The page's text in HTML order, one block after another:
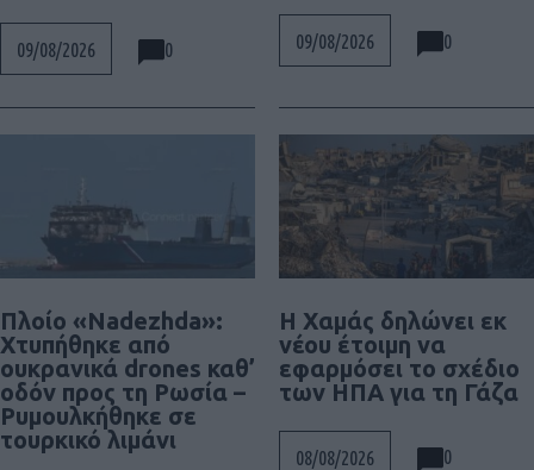
09/08/2026 0 09/08/2026 0
Πλοίο «Nadezhda»:
Χτυπήθηκε από
ουκρανικά drones καθ’
οδόν προς τη Ρωσία –
Ρυμουλκήθηκε σε
τουρκικό λιμάνι
Η Χαμάς δηλώνει εκ
νέου έτοιμη να
εφαρμόσει το σχέδιο
των ΗΠΑ για τη Γάζα
08/08/2026 0